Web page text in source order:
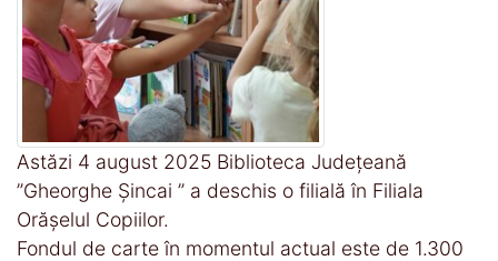
Astăzi 4 august 2025 Biblioteca Județeană
”Gheorghe Șincai ” a deschis o filială în Filiala
Orășelul Copiilor.
Fondul de carte în momentul actual este de 1.300